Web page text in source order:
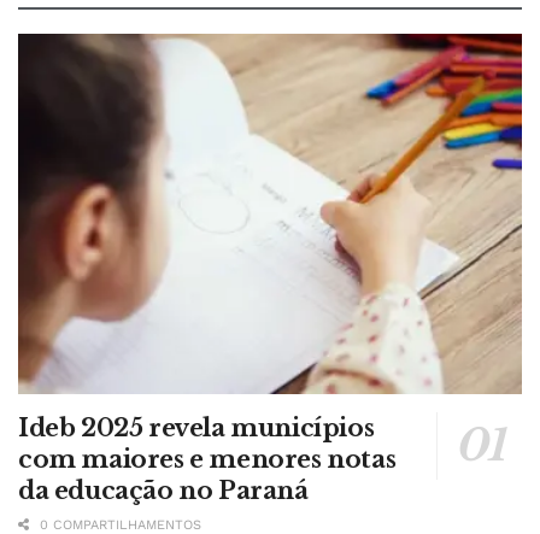
Ideb 2025 revela municípios
com maiores e menores notas
da educação no Paraná
0 COMPARTILHAMENTOS